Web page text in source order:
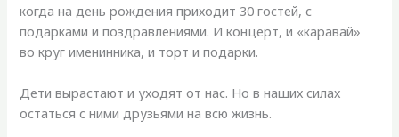
когда на день рождения приходит 30 гостей, с
подарками и поздравлениями. И концерт, и «каравай»
во круг именинника, и торт и подарки.
Дети вырастают и уходят от нас. Но в наших силах
остаться с ними друзьями на всю жизнь.